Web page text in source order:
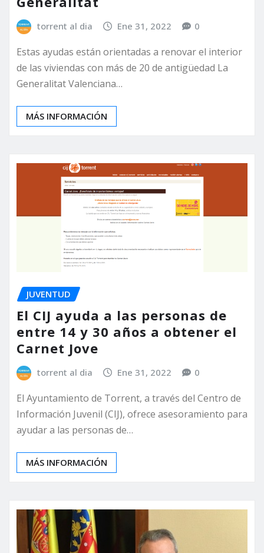
torrent al dia Ene 31, 2022 0
Estas ayudas están orientadas a renovar el interior
de las viviendas con más de 20 de antigüedad La
Generalitat Valenciana…
MÁS INFORMACIÓN
JUVENTUD
El CIJ ayuda a las personas de
entre 14 y 30 años a obtener el
Carnet Jove
torrent al dia Ene 31, 2022 0
El Ayuntamiento de Torrent, a través del Centro de
Información Juvenil (CIJ), ofrece asesoramiento para
ayudar a las personas de…
MÁS INFORMACIÓN